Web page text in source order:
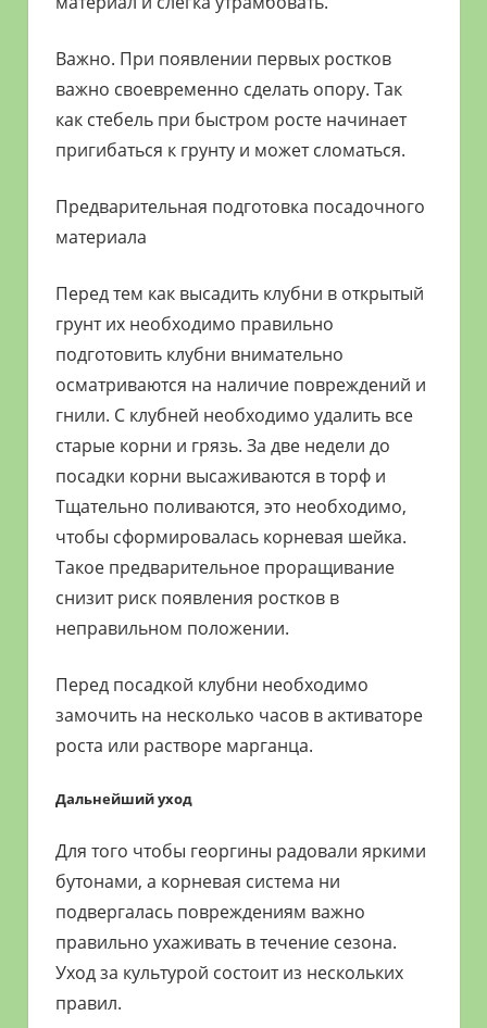
Важно. При появлении первых ростков
важно своевременно сделать опору. Так
как стебель при быстром росте начинает
пригибаться к грунту и может сломаться.
Предварительная подготовка посадочного
материала
Перед тем как высадить клубни в открытый
грунт их необходимо правильно
подготовить клубни внимательно
осматриваются на наличие повреждений и
гнили. С клубней необходимо удалить все
старые корни и грязь. За две недели до
посадки корни высаживаются в торф и
Тщательно поливаются, это необходимо,
чтобы сформировалась корневая шейка.
Такое предварительное проращивание
снизит риск появления ростков в
неправильном положении.
Перед посадкой клубни необходимо
замочить на несколько часов в активаторе
роста или растворе марганца.
Дальнейший уход
Для того чтобы георгины радовали яркими
бутонами, а корневая система ни
подвергалась повреждениям важно
правильно ухаживать в течение сезона.
Уход за культурой состоит из нескольких
правил.